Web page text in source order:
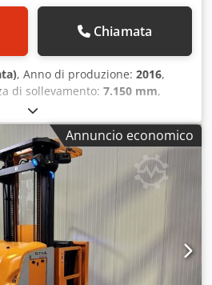
Chiamata
, Anno di produzione: 2016,
di sollevamento: 7.150 mm,
2.900 mm
elettrico, tipo di montante:
STILL EK-X 48 Montante:
Usato Montante: 3F
Altezza di sollevamento: 7150
piattaforma: 6600 mm Altezza
Larghezza cabina: 1200 mm
Appsa Ore: 3475 Capacità:
le opzioni!! - Montante triplex -
sterzo!!!! - Forche regolabili! -
Annuncio economico